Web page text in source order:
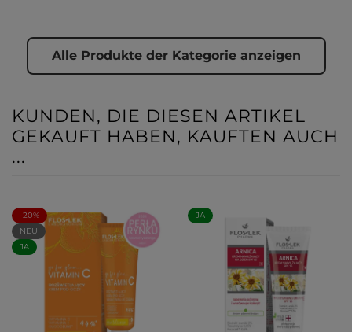
Alle Produkte der Kategorie anzeigen
KUNDEN, DIE DIESEN ARTIKEL
GEKAUFT HABEN, KAUFTEN AUCH
...
-20%
NEU
JA
JA